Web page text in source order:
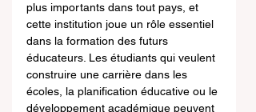
plus importants dans tout pays, et
cette institution joue un rôle essentiel
dans la formation des futurs
éducateurs. Les étudiants qui veulent
construire une carrière dans les
écoles, la planification éducative ou le
développement académique peuvent